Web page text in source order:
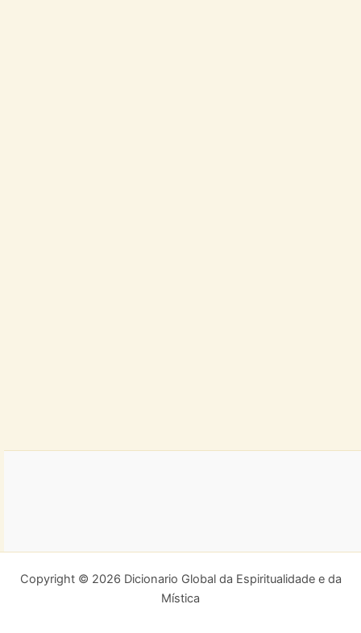
Copyright © 2026 Dicionario Global da Espiritualidade e da
Mística